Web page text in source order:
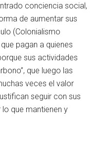
conciencia social,
de aumentar sus
(Colonialismo
pagan a quienes
sus actividades
que luego las
veces el valor
seguir con sus
que mantienen y